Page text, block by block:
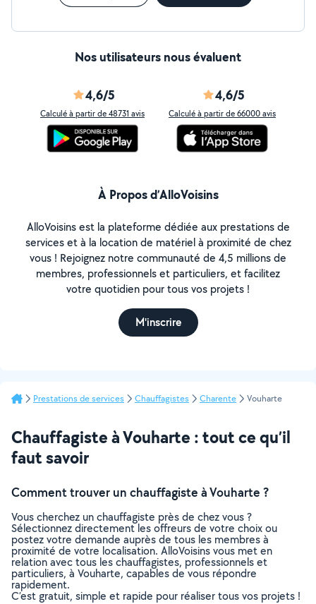
Nos utilisateurs nous évaluent
4,6/5
Calculé à partir de 48731 avis
4,6/5
Calculé à partir de 66000 avis
À Propos d’AlloVoisins
AlloVoisins est la plateforme dédiée aux prestations de
services et à la location de matériel à proximité de chez
vous ! Rejoignez notre communauté de 4,5 millions de
membres, professionnels et particuliers, et facilitez
votre quotidien pour tous vos projets !
M'inscrire
Prestations de services Chauffagistes Charente Vouharte
Chauffagiste à Vouharte : tout ce qu’il
faut savoir
Comment trouver un chauffagiste à Vouharte ?
Vous cherchez un chauffagiste près de chez vous ?
Sélectionnez directement les offreurs de votre choix ou
postez votre demande auprès de tous les membres à
proximité de votre localisation. AlloVoisins vous met en
relation avec tous les chauffagistes, professionnels et
particuliers, à Vouharte, capables de vous répondre
rapidement.
C’est gratuit, simple et rapide pour réaliser tous vos projets !